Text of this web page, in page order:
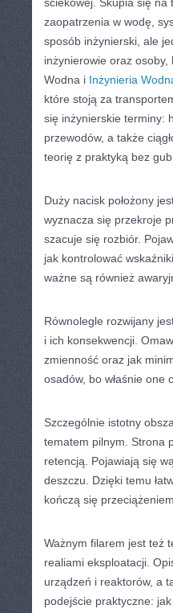
zaopatrzenia w wodę,
sposób inżynierski, ale
inżynierowie oraz
Wodna i Inżynieria
które stoją za
się inżynierskie terminy:
przewodów, a także
teorię z praktyką bez
Duży nacisk położony
wyznacza się przekroje
szacuje się rozbiór.
jak kontrolować
ważne są również
Równolegle rozwijany
i ich konsekwencji.
zmienność oraz jak
osadów, bo właśnie one
Szczególnie istotny
tematem pilnym. Strona
retencją. Pojawiają się
deszczu. Dzięki temu
kończą się przeciążeniem.
Ważnym filarem jest też
realiami eksploatacji.
urządzeń i reaktorów, a
podejście praktyczne: